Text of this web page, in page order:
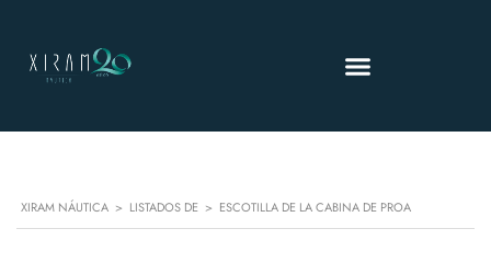
XIRAM NÁUTICA > LISTADOS DE > ESCOTILLA DE LA CABINA DE PROA